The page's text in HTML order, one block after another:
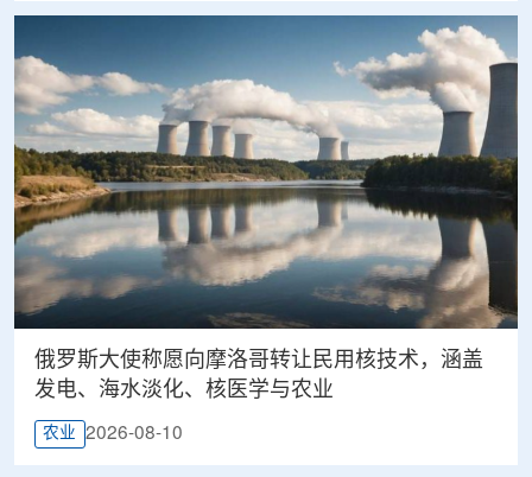
俄罗斯大使称愿向摩洛哥转让民用核技术，涵盖
发电、海水淡化、核医学与农业
农业 2026-08-10